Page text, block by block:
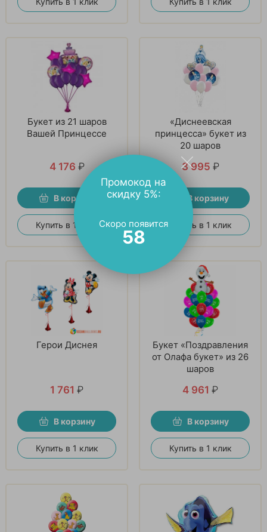
Букет из 21 шаров
Вашей Принцессе
4 176 ₽
В корзину
Купить в 1 клик
«Диснеевская
принцесса» букет из
20 шаров
3 995 ₽
В корзину
Купить в 1 клик
Герои Диснея
1 761 ₽
В корзину
Купить в 1 клик
Букет «Поздравления
от Олафа букет» из 26
шаров
4 961 ₽
В корзину
Купить в 1 клик
Промокод на
скидку 5%:
Скоро появится
57